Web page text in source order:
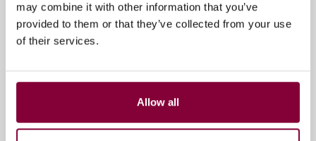
may combine it with other information that you’ve
provided to them or that they’ve collected from your use
of their services.
Allow all